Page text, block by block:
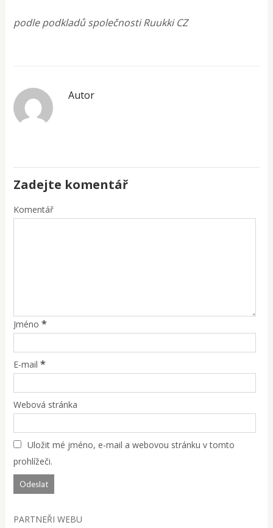
podle podkladů společnosti Ruukki CZ
Autor
Zadejte komentář
Komentář
Jméno *
E-mail *
Webová stránka
Uložit mé jméno, e-mail a webovou stránku v tomto
prohlížeči.
PARTNEŘI WEBU